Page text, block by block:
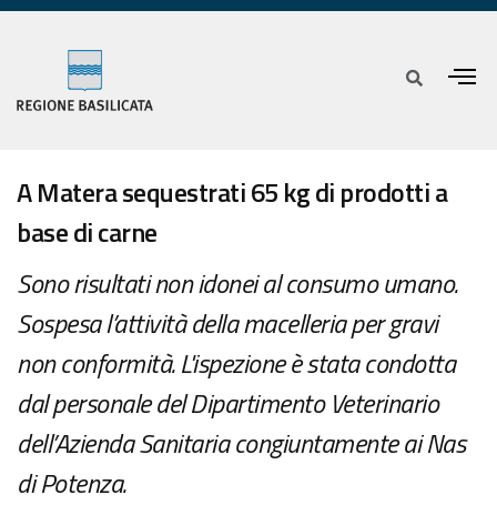
A Matera sequestrati 65 kg di prodotti a
base di carne
Sono risultati non idonei al consumo umano.
Sospesa l’attività della macelleria per gravi
non conformità. L'ispezione è stata condotta
dal personale del Dipartimento Veterinario
dell’Azienda Sanitaria congiuntamente ai Nas
di Potenza.